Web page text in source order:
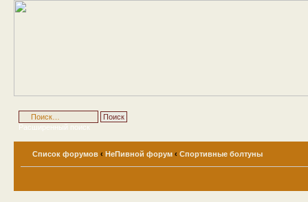
Расширенный поиск
Список форумов ‹ НеПивной форум ‹ Спортивные болтуны